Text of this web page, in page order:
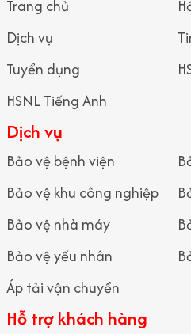
Liên hệ với chúng tôi
Vai trò của bảo vệ an ninh
phương tiện ra vào theo đúng quy
hiện kiểm tra giấy tờ, thẻ ra vào,
những đối tượng hợp lệ mới được
Ngăn chặn xâm nhập trái
Với nghiệp vụ chuyên môn, bảo vệ
Trang chủ
Dịch vụ
Tuyển dụng
HSNL Tiếng Anh
Dịch vụ
Bảo vệ bệnh viện
Bảo vệ khu công nghiệp
Bảo vệ nhà máy
Bảo vệ yếu nhân
Áp tải vận chuyển
Hỗ trợ khách hàng